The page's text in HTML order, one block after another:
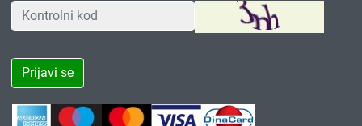
Prijavi se